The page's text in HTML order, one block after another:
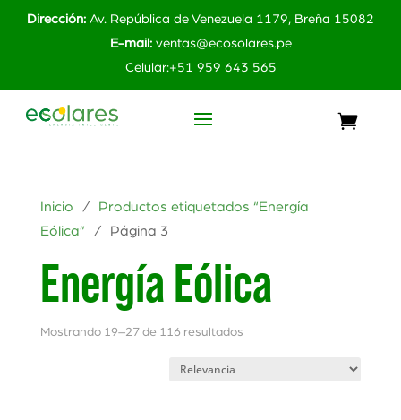
Dirección: Av. República de Venezuela 1179, Breña 15082
E-mail: ventas@ecosolares.pe
Celular:+51 959 643 565
Inicio / Productos etiquetados “Energía
Eólica” / Página 3
Energía Eólica
Mostrando 19–27 de 116 resultados